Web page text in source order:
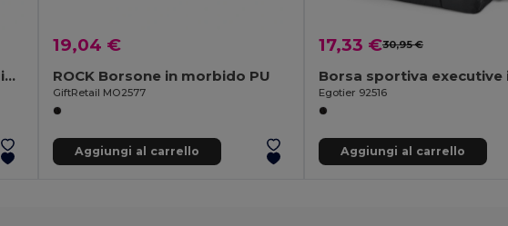
MOUNTAIN Borsone da viaggio in tela cerata
19,04 €
ROCK Borsone in morbido PU
GiftRetail MO2577
Aggiungi al carrello
17,33 €30,95 €
Egotier 92516
Aggiungi al carrello